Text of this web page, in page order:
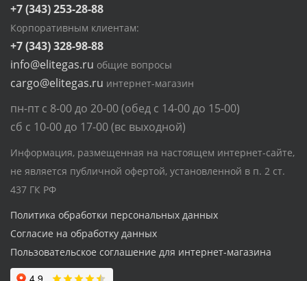
+7 (343) 253-28-88
Корпоративным клиентам:
+7 (343) 328-98-88
info@elitegas.ru общие вопросы
cargo@elitegas.ru интернет-магазин
пн-пт с 8-00 до 20-00 (обед с 14-00 до 15-00)
сб с 10-00 до 17-00 (вс выходной)
Информация, размещенная на настоящем интернет-сайте,
не является публичной офертой, установленной в п. 2 ст.
437 ГК РФ
Политика обработки персональных данных
Согласие на обработку данных
Пользовательское соглашение для интернет-магазина